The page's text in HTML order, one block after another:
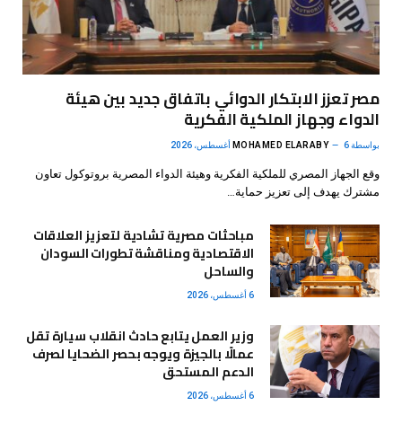
مصر تعزز الابتكار الدوائي باتفاق جديد بين هيئة
الدواء وجهاز الملكية الفكرية
بواسطة MOHAMED ELARABY 6 أغسطس، 2026
وقع الجهاز المصري للملكية الفكرية وهيئة الدواء المصرية بروتوكول تعاون
مشترك يهدف إلى تعزيز حماية…
مباحثات مصرية تشادية لتعزيز العلاقات
الاقتصادية ومناقشة تطورات السودان
والساحل
6 أغسطس، 2026
وزير العمل يتابع حادث انقلاب سيارة تقل
عمالًا بالجيزة ويوجه بحصر الضحايا لصرف
الدعم المستحق
6 أغسطس، 2026